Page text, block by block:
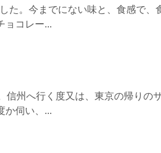
た。今までにない味と、食感で、
ョコレー...
信州へ行く度又は、東京の帰りの
か伺い、...